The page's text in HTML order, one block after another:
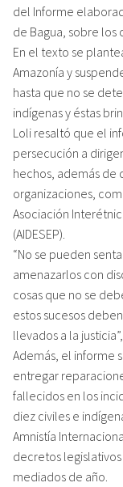
del Informe
de Bagua, sobre los
En el texto se
Amazonía y
hasta que no se
indígenas y éstas
Loli resaltó que el
persecución a
hechos, además de
organizaciones,
Asociación
(AIDESEP).
“No se pueden
amenazarlos con
cosas que no se
estos sucesos
llevados a la
Además, el informe
entregar
fallecidos en los
diez civiles e
Amnistía
decretos
mediados de año.